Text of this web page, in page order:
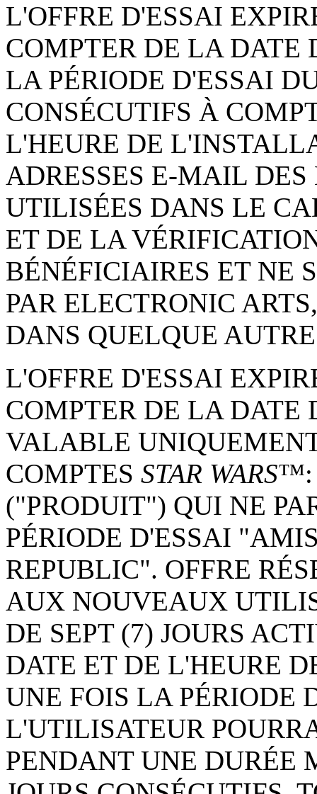
L'OFFRE D'ESSAI
COMPTER DE LA
LA PÉRIODE D'ESSAI
CONSÉCUTIFS À
L'HEURE DE
ADRESSES E-MAIL
UTILISÉES DANS LE
ET DE LA
BÉNÉFICIAIRES ET NE
PAR ELECTRONIC
DANS QUELQUE
L'OFFRE D'ESSAI
COMPTER DE LA
VALABLE
COMPTES STAR WARS™:
("PRODUIT") QUI NE
PÉRIODE D'ESSAI
REPUBLIC". OFFRE
AUX NOUVEAUX
DE SEPT (7) JOURS
DATE ET DE L'HEURE
UNE FOIS LA PÉRIODE
L'UTILISATEUR
PENDANT UNE DURÉE